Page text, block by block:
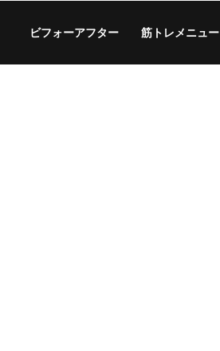
ビフォーアフター 筋トレメニュー